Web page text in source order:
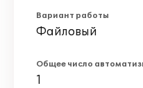
Вариант работы
Файловый
Общее число
1